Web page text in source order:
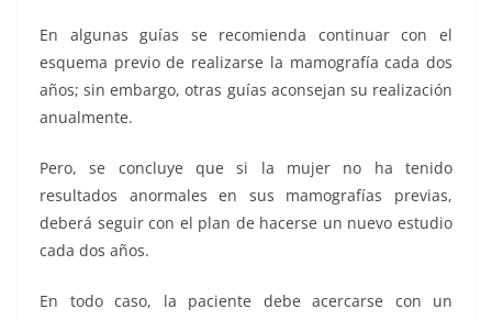
En algunas guías se recomienda continuar con el
esquema previo de realizarse la mamografía cada dos
años; sin embargo, otras guías aconsejan su realización
anualmente.
Pero, se concluye que si la mujer no ha tenido
resultados anormales en sus mamografías previas,
deberá seguir con el plan de hacerse un nuevo estudio
cada dos años.
En todo caso, la paciente debe acercarse con un